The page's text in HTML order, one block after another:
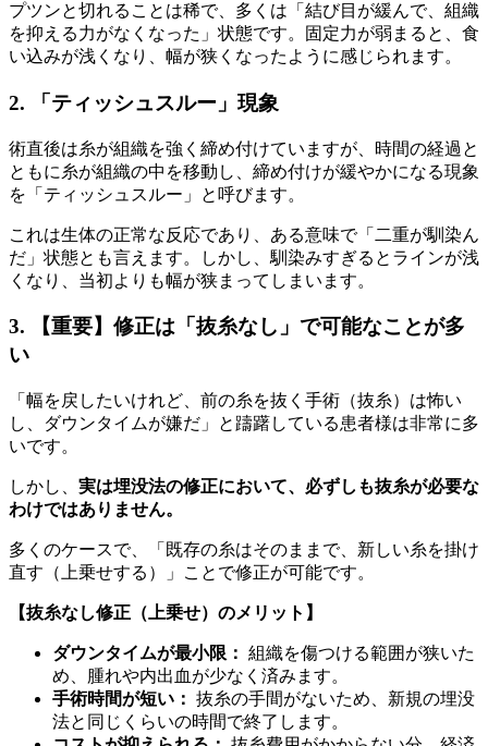
プツンと切れることは稀で、多くは「結び目が緩んで、組織
を抑える力がなくなった」状態です。固定力が弱まると、食
い込みが浅くなり、幅が狭くなったように感じられます。
2. 「ティッシュスルー」現象
術直後は糸が組織を強く締め付けていますが、時間の経過と
ともに糸が組織の中を移動し、締め付けが緩やかになる現象
を「ティッシュスルー」と呼びます。
これは生体の正常な反応であり、ある意味で「二重が馴染ん
だ」状態とも言えます。しかし、馴染みすぎるとラインが浅
くなり、当初よりも幅が狭まってしまいます。
3. 【重要】修正は「抜糸なし」で可能なことが多
い
「幅を戻したいけれど、前の糸を抜く手術（抜糸）は怖い
し、ダウンタイムが嫌だ」と躊躇している患者様は非常に多
いです。
しかし、 実は埋没法の修正において、必ずしも抜糸が必要な
わけではありません。
多くのケースで、「既存の糸はそのままで、新しい糸を掛け
直す（上乗せする）」ことで修正が可能です。
【抜糸なし修正（上乗せ）のメリット】
ダウンタイムが最小限： 組織を傷つける範囲が狭いた
め、腫れや内出血が少なく済みます。
手術時間が短い： 抜糸の手間がないため、新規の埋没
法と同じくらいの時間で終了します。